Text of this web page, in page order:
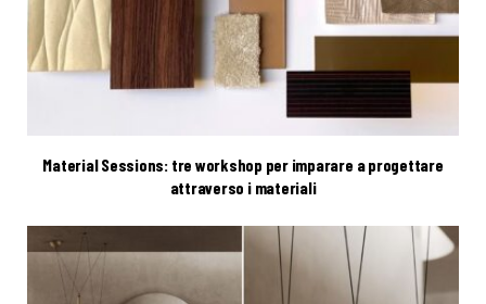
Material Sessions: tre workshop per imparare a progettare
attraverso i materiali